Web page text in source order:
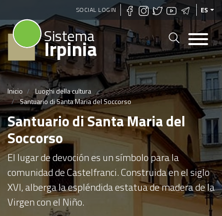
Pasar
al
contenido
principal
SOCIAL LOGIN ES
Sistema
Irpinia
Inicio
Luoghi della cultura
Santuario di Santa Maria del Soccorso
Santuario di Santa Maria del
Soccorso
El lugar de devoción es un símbolo para la
comunidad de Castelfranci. Construida en el siglo
XVI, alberga la espléndida estatua de madera de la
Virgen con el Niño.